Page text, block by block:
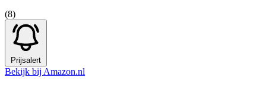
(8)
Prijsalert
Bekijk bij Amazon.nl